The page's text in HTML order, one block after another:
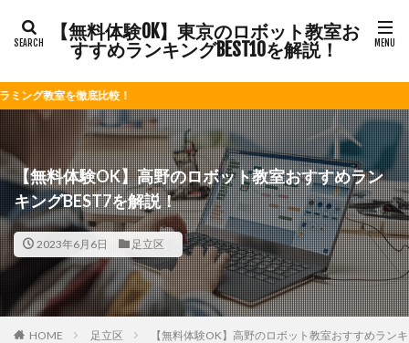
【無料体験OK】東京のロボット教室お
すすめランキングBEST10を解説！
底比較！
【無料体験OK】高野のロボット教室おすすめラン
キングBEST7を解説！
2023年6月6日 足立区
HOME 足立区 【無料体験OK】高野のロボット教室おすすめラン